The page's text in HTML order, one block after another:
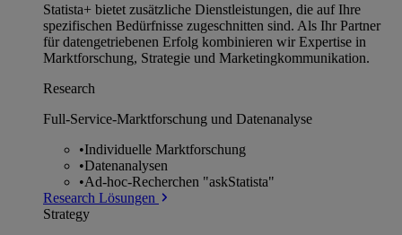
Statista+ bietet zusätzliche Dienstleistungen, die auf Ihre
spezifischen Bedürfnisse zugeschnitten sind. Als Ihr Partner
für datengetriebenen Erfolg kombinieren wir Expertise in
Marktforschung, Strategie und Marketingkommunikation.
Research
Full-Service-Marktforschung und Datenanalyse
•Individuelle Marktforschung
•Datenanalysen
•Ad-hoc-Recherchen "askStatista"
Research Lösungen
Strategy